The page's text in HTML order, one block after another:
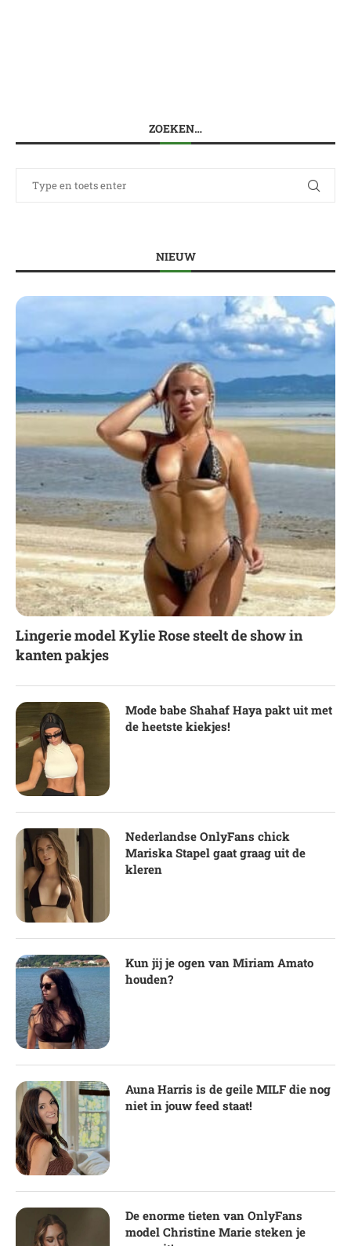
ZOEKEN…
NIEUW
Lingerie model Kylie Rose steelt de show in
kanten pakjes
Mode babe Shahaf Haya pakt uit met
de heetste kiekjes!
Nederlandse OnlyFans chick
Mariska Stapel gaat graag uit de
kleren
Kun jij je ogen van Miriam Amato
houden?
Auna Harris is de geile MILF die nog
niet in jouw feed staat!
De enorme tieten van OnlyFans
model Christine Marie steken je